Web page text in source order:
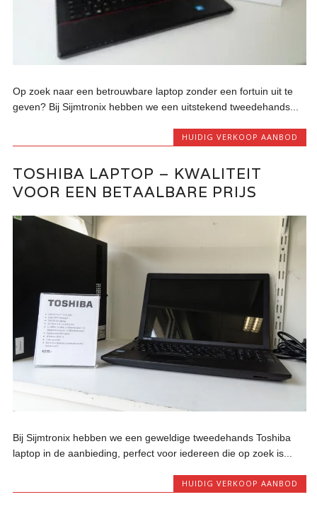
Op zoek naar een betrouwbare laptop zonder een fortuin uit te
geven? Bij Sijmtronix hebben we een uitstekend tweedehands...
HUIDIG VERKOOP AANBOD
TOSHIBA LAPTOP – KWALITEIT
VOOR EEN BETAALBARE PRIJS
Bij Sijmtronix hebben we een geweldige tweedehands Toshiba
laptop in de aanbieding, perfect voor iedereen die op zoek is...
HUIDIG VERKOOP AANBOD